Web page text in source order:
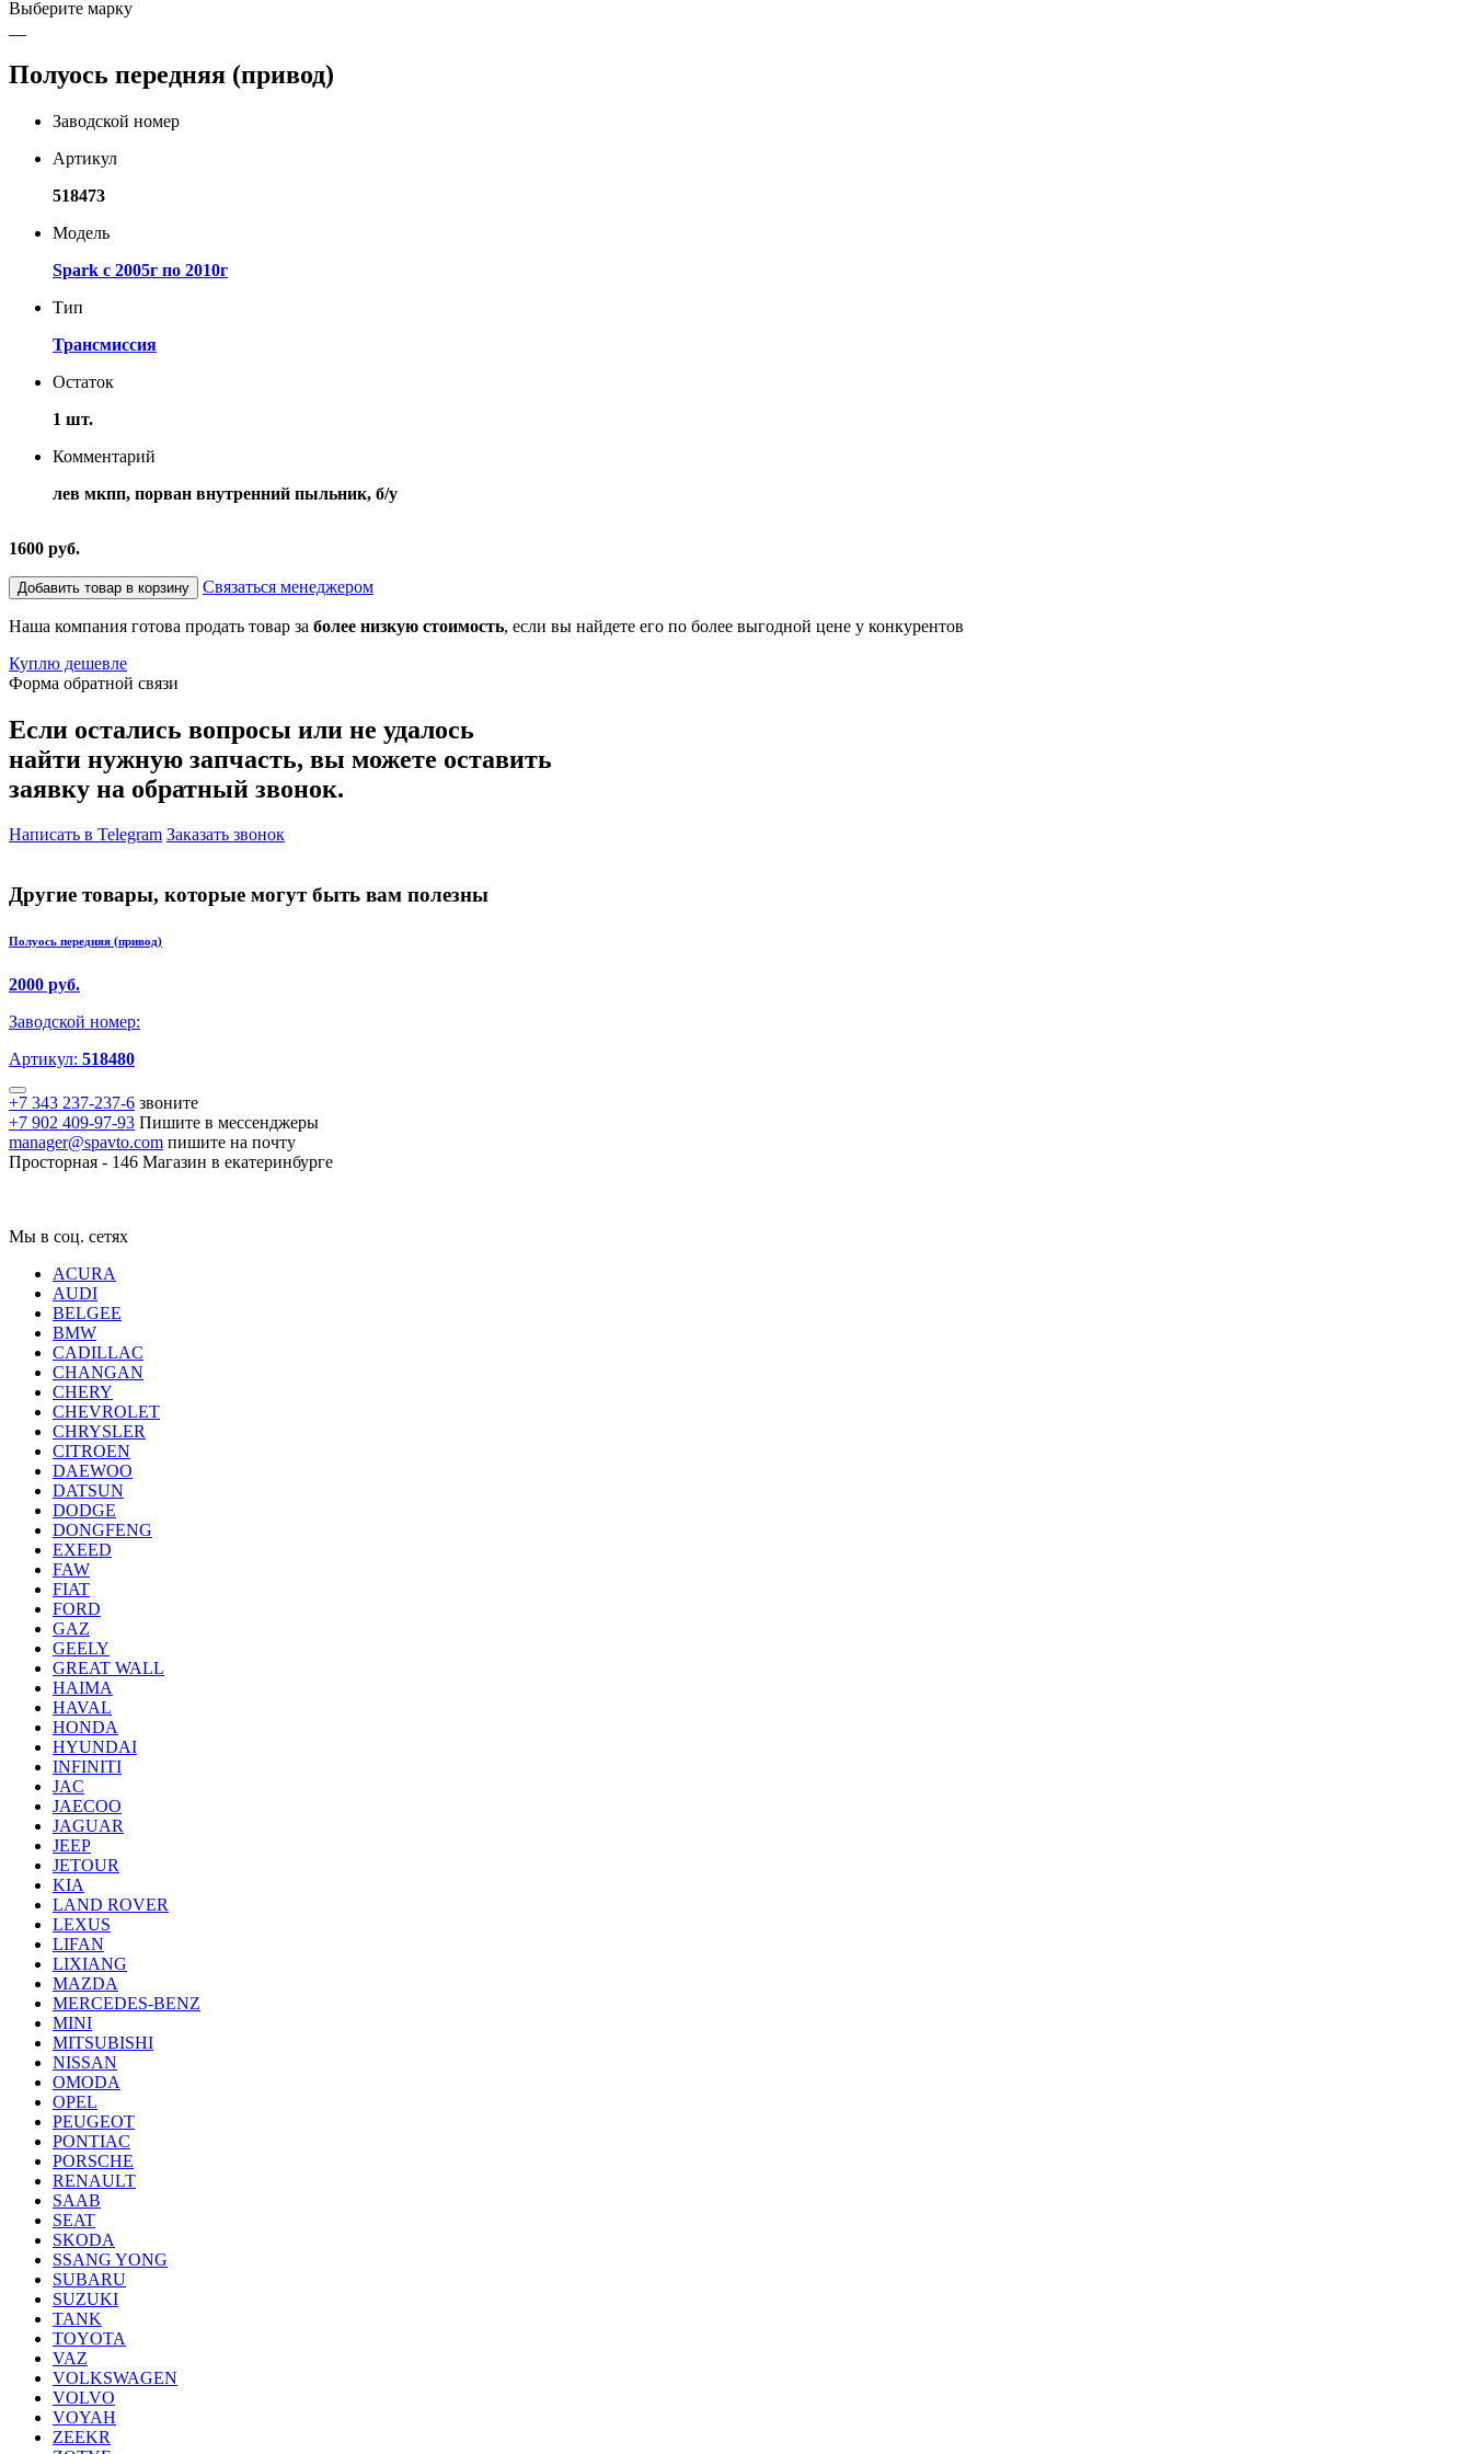
Выберите марку
Полуось передняя (привод)
Заводской номер
Артикул
518473
Модель
Spark с 2005г по 2010г
Тип
Трансмиссия
Остаток
1 шт.
Комментарий
лев мкпп, порван внутренний пыльник, б/у
1600 руб.
Добавить товар в корзину Связаться менеджером
Наша компания готова продать товар за более низкую стоимость, если вы найдете его по более выгодной цене у конкурентов
Куплю дешевле
Форма обратной связи
Если остались вопросы или не удалось
найти нужную запчасть, вы можете оставить
заявку на обратный звонок.
Написать в Telegram Заказать звонок
Другие товары, которые могут быть вам полезны
Полуось передняя (привод)
2000 руб.
Заводской номер:
Артикул: 518480
+7 343 237-237-6 звоните
+7 902 409-97-93 Пишите в мессенджеры
manager@spavto.com пишите на почту
Просторная - 146 Магазин в екатеринбурге
Мы в соц. сетях
ACURA
AUDI
BELGEE
BMW
CADILLAC
CHANGAN
CHERY
CHEVROLET
CHRYSLER
CITROEN
DAEWOO
DATSUN
DODGE
DONGFENG
EXEED
FAW
FIAT
FORD
GAZ
GEELY
GREAT WALL
HAIMA
HAVAL
HONDA
HYUNDAI
INFINITI
JAC
JAECOO
JAGUAR
JEEP
JETOUR
KIA
LAND ROVER
LEXUS
LIFAN
LIXIANG
MAZDA
MERCEDES-BENZ
MINI
MITSUBISHI
NISSAN
OMODA
OPEL
PEUGEOT
PONTIAC
PORSCHE
RENAULT
SAAB
SEAT
SKODA
SSANG YONG
SUBARU
SUZUKI
TANK
TOYOTA
VAZ
VOLKSWAGEN
VOLVO
VOYAH
ZEEKR